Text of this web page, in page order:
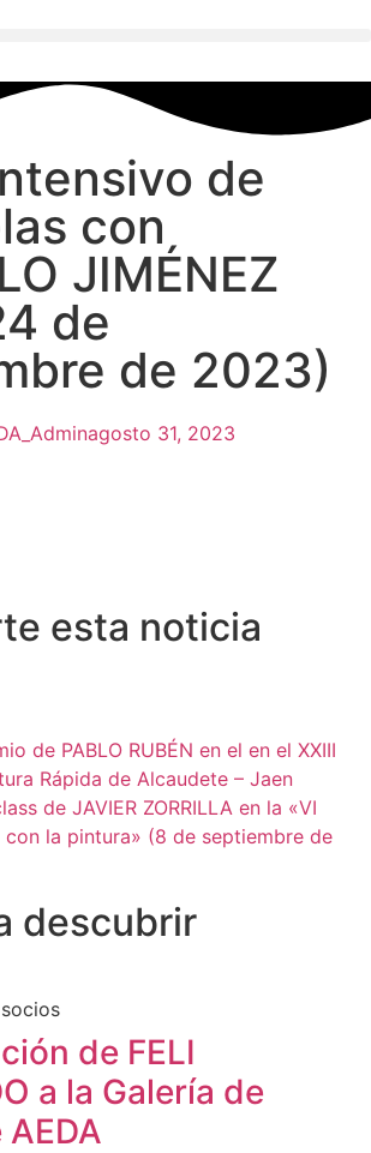
de
con
JIMÉNEZ
de
de 2023)
agosto 31, 2023
esta noticia
de PABLO RUBÉN en el en el XXIII
Rápida de Alcaudete – Jaen
de JAVIER ZORRILLA en la «VI
con la pintura» (8 de septiembre de
descubrir
de FELI
a la Galería de